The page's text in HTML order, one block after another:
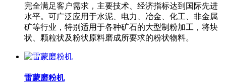
完全满足客户需求，主要技术、经济指标达到国际先进
水平。可广泛应用于水泥、电力、冶金、化工、非金属
矿等行业，特别适用于各种矿石的大型制粉加工，将块
状、颗粒状及粉状原料磨成所要求的粉状物料。
雷蒙磨粉机